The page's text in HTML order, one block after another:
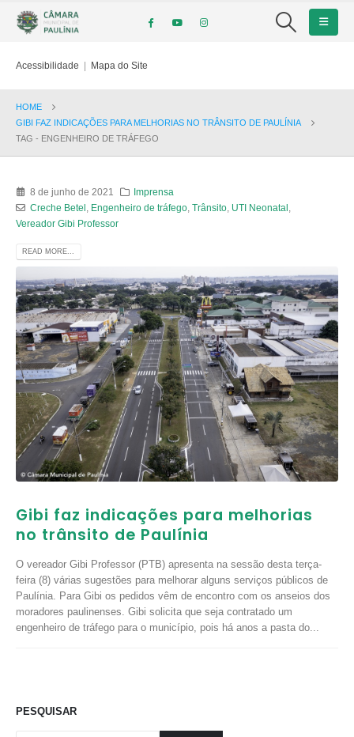
Acessibilidade | Mapa do Site
HOME
GIBI FAZ INDICAÇÕES PARA MELHORIAS NO TRÂNSITO DE PAULÍNIA
TAG - ENGENHEIRO DE TRÁFEGO
8 de junho de 2021
Imprensa
Creche Betel
Engenheiro de tráfego, Trânsito, UTI Neonatal
Vereador Gibi Professor
READ MORE...
Gibi faz indicações para melhorias
no trânsito de Paulínia
O vereador Gibi Professor (PTB) apresenta na sessão desta terça-
feira (8) várias sugestões para melhorar alguns serviços públicos de
Paulínia. Para Gibi os pedidos vêm de encontro com os anseios dos
moradores paulinenses. Gibi solicita que seja contratado um
engenheiro de tráfego para o município, pois há anos a pasta do...
PESQUISAR